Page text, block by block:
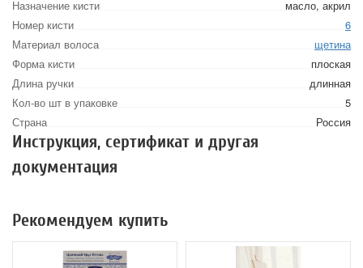
Назначение кисти
масло, акрил
Номер кисти
6
Материал волоса
щетина
Форма кисти
плоская
Длина ручки
длинная
Кол-во шт в упаковке
5
Страна
Россия
Инструкция, сертификат и другая
документация
Рекомендуем купить